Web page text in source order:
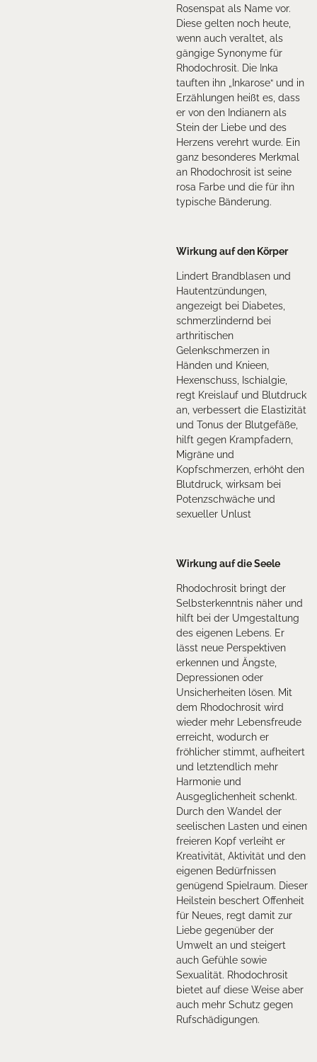
Rosenspat als Name vor.
Diese gelten noch heute,
wenn auch veraltet, als
gängige Synonyme für
Rhodochrosit. Die Inka
tauften ihn „Inkarose“ und in
Erzählungen heißt es, dass
er von den Indianern als
Stein der Liebe und des
Herzens verehrt wurde. Ein
ganz besonderes Merkmal
an Rhodochrosit ist seine
rosa Farbe und die für ihn
typische Bänderung.
Wirkung auf den Körper
Lindert Brandblasen und
Hautentzündungen,
angezeigt bei Diabetes,
schmerzlindernd bei
arthritischen
Gelenkschmerzen in
Händen und Knieen,
Hexenschuss, Ischialgie,
regt Kreislauf und Blutdruck
an, verbessert die Elastizität
und Tonus der Blutgefäße,
hilft gegen Krampfadern,
Migräne und
Kopfschmerzen, erhöht den
Blutdruck, wirksam bei
Potenzschwäche und
sexueller Unlust
Wirkung auf die Seele
Rhodochrosit bringt der
Selbsterkenntnis näher und
hilft bei der Umgestaltung
des eigenen Lebens. Er
lässt neue Perspektiven
erkennen und Ängste,
Depressionen oder
Unsicherheiten lösen. Mit
dem Rhodochrosit wird
wieder mehr Lebensfreude
erreicht, wodurch er
fröhlicher stimmt, aufheitert
und letztendlich mehr
Harmonie und
Ausgeglichenheit schenkt.
Durch den Wandel der
seelischen Lasten und einen
freieren Kopf verleiht er
Kreativität, Aktivität und den
eigenen Bedürfnissen
genügend Spielraum. Dieser
Heilstein beschert Offenheit
für Neues, regt damit zur
Liebe gegenüber der
Umwelt an und steigert
auch Gefühle sowie
Sexualität. Rhodochrosit
bietet auf diese Weise aber
auch mehr Schutz gegen
Rufschädigungen.